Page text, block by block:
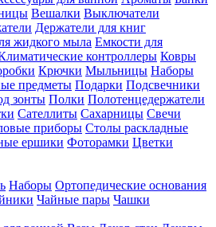
Вешалки Выключатели
Держатели для книг
жидкого мыла Емкости для
контроллеры Ковры
Крючки Мыльницы Наборы
предметы Подарки Подсвечники
зонты Полки Полотенцедержатели
Сателлиты Сахарницы Свечи
приборы Столы раскладные
ершики Фоторамки Цветки
Наборы Ортопедические основания
Чайные пары Чашки